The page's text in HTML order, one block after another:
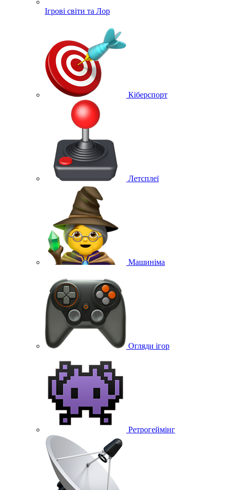
Ігрові світи та Лор
Кіберспорт
Летсплеї
Машиніма
Огляди ігор
Ретрогеймінг